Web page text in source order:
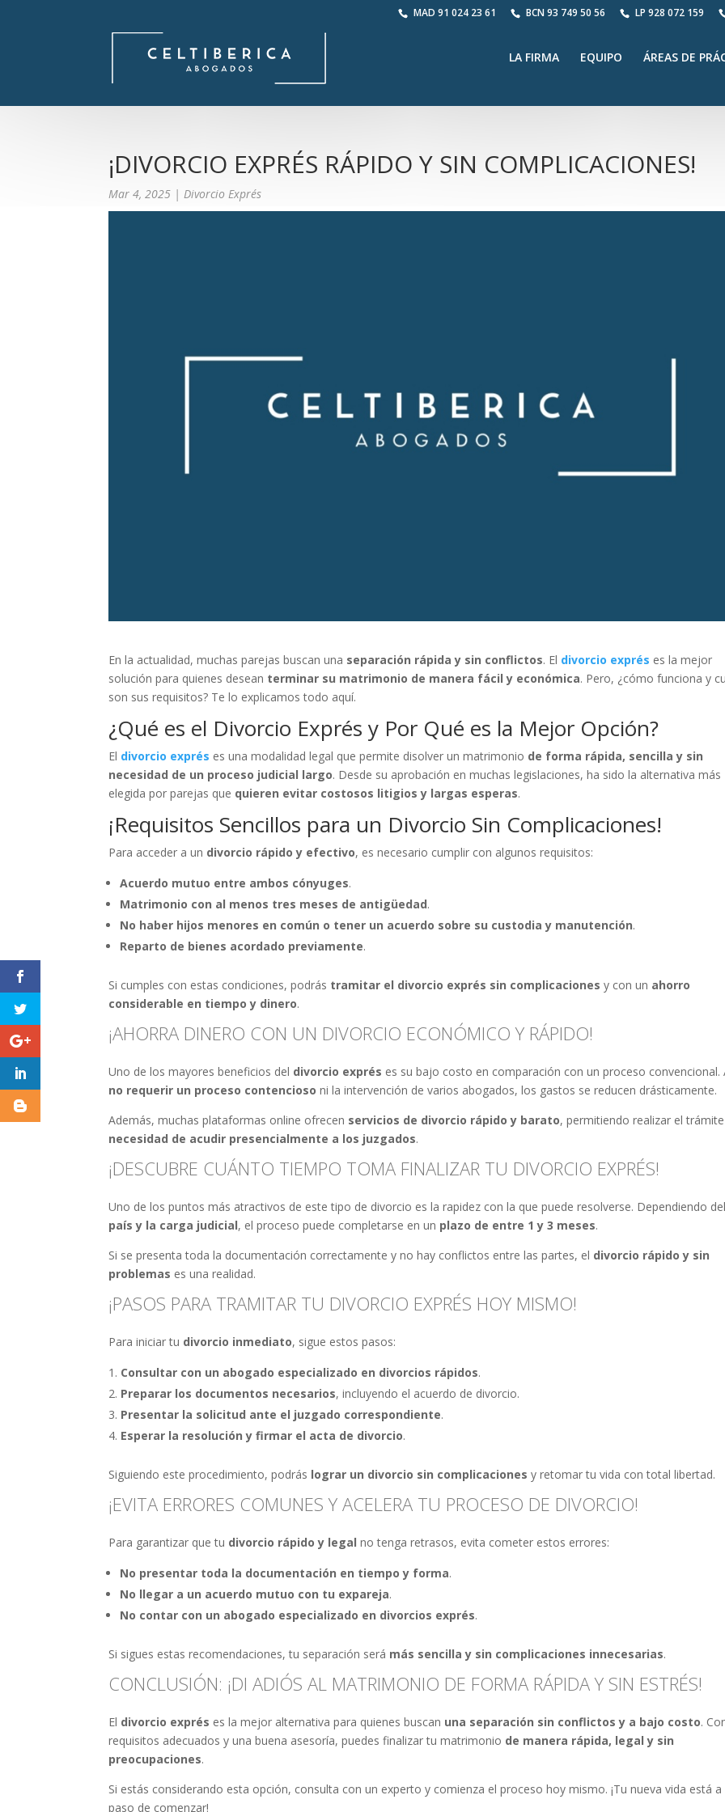
MAD 91 024 23 61 BCN93 749 50 56 LP 928 072 159
LA FIRMA EQUIPO ÁREAS DE
¡DIVORCIO EXPRÉS RÁPIDO Y SIN COMPLICACIONES!
Mar 4, 2025 |Divorcio Exprés
En la actualidad, muchas parejas buscan una separación rápida y sin conflictos. El divorcio exprés es la mejor
solución para quienes desean terminar su matrimonio de manera fácil y económica. Pero, ¿cómo funciona y
son sus requisitos? Te lo explicamos todo aquí.
¿Qué es el Divorcio Exprés y Por Qué es la Mejor Opción?
El divorcio exprés es una modalidad legal que permite disolver un matrimonio de forma rápida, sencilla y sin
necesidad de un proceso judicial largo. Desde su aprobación en muchas legislaciones, ha sido la alternativa más
elegida por parejas que quieren evitar costosos litigios y largas esperas.
¡Requisitos Sencillos para un Divorcio Sin Complicaciones!
Para acceder a un divorcio rápido y efectivo, es necesario cumplir con algunos requisitos:
Acuerdo mutuo entre ambos cónyuges.
Matrimonio con al menos tres meses de antigüedad.
No haber hijos menores en común o tener un acuerdo sobre su custodia y manutención.
Reparto de bienes acordado previamente.
Si cumples con estas condiciones, podrás tramitar el divorcio exprés sin complicaciones y con un ahorro
considerable en tiempo y dinero.
¡AHORRA DINERO CON UN DIVORCIO ECONÓMICO Y RÁPIDO!
Uno de los mayores beneficios del divorcio exprés es su bajo costo en comparación con un proceso convencional.
no requerir un proceso contencioso ni la intervención de varios abogados, los gastos se reducen drásticamente.
Además, muchas plataformas online ofrecen servicios de divorcio rápido y barato, permitiendo realizar el
necesidad de acudir presencialmente a los juzgados.
¡DESCUBRE CUÁNTO TIEMPO TOMA FINALIZAR TU DIVORCIO EXPRÉS!
Uno de los puntos más atractivos de este tipo de divorcio es la rapidez con la que puede resolverse. Dependiendo
país y la carga judicial, el proceso puede completarse en un plazo de entre 1 y 3 meses.
Si se presenta toda la documentación correctamente y no hay conflictos entre las partes, el divorcio rápido y sin
problemas es una realidad.
¡PASOS PARA TRAMITAR TU DIVORCIO EXPRÉS HOY MISMO!
Para iniciar tu divorcio inmediato, sigue estos pasos:
Consultar con un abogado especializado en divorcios rápidos.
Preparar los documentos necesarios, incluyendo el acuerdo de divorcio.
Presentar la solicitud ante el juzgado correspondiente.
Esperar la resolución y firmar el acta de divorcio.
Siguiendo este procedimiento, podrás lograr un divorcio sin complicaciones y retomar tu vida con total libertad.
¡EVITA ERRORES COMUNES Y ACELERA TU PROCESO DE DIVORCIO!
Para garantizar que tu divorcio rápido y legal no tenga retrasos, evita cometer estos errores:
No presentar toda la documentación en tiempo y forma.
No llegar a un acuerdo mutuo con tu expareja.
No contar con un abogado especializado en divorcios exprés.
Si sigues estas recomendaciones, tu separación será más sencilla y sin complicaciones innecesarias.
CONCLUSIÓN: ¡DI ADIÓS AL MATRIMONIO DE FORMA RÁPIDA Y SIN ESTRÉS!
El divorcio exprés es la mejor alternativa para quienes buscan una separación sin conflictos y a bajo costo.
requisitos adecuados y una buena asesoría, puedes finalizar tu matrimonio de manera rápida, legal y sin
preocupaciones.
Si estás considerando esta opción, consulta con un experto y comienza el proceso hoy mismo. ¡Tu nueva vida está a
paso de comenzar!